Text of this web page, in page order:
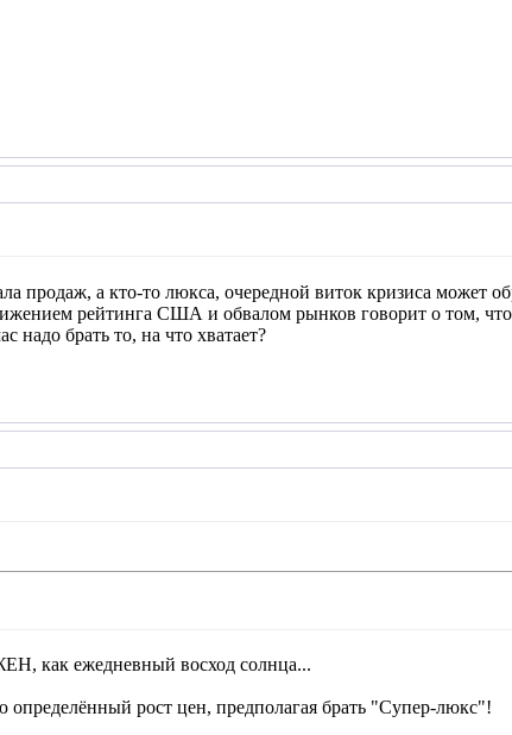
продаж, а кто-то люкса, очередной виток кризиса может
рейтинга США и обвалом рынков говорит о том,
надо брать то, на что хватает?
как ежедневный восход солнца...
рост цен, предполагая брать "Супер-люкс"!